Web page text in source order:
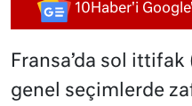
10Haber'i
Fransa’da sol ittifak
genel seçimlerde